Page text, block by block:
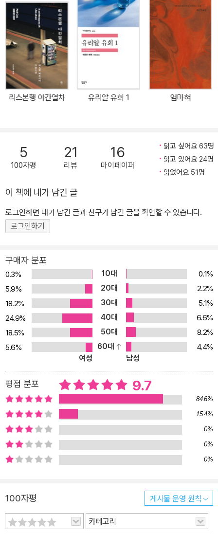
드는 그동안 외면해온 창작을 향한 열망을 정면으로 마주한다. 섬세
하면서도 깊은 사색, 문학에 기대어 살아가는 인물들의 극적 에피소
드와 유럽의 낭만적 풍경. 《언어의 무게》는 ‘파스칼 메르시어를 세계
적 작가로 만든 모든 강점이 담겼다’는 극찬을 받고 〈슈피겔〉 연간 베
스트셀러에 오르며, 작가의 또 하나의 대표작이 될 자격을 증명하고
있다. “우리의 시간을 멈추는 것은 아름다운 문장뿐이었다.” 문학에
기대어 살아가는 고요한 삶에 관하여 이야기는 런던의 저택에서 시작
한다. 시한부 판정으로 좌절했던 레이랜드는 그것이 오진임을 알게
기적으로 하는 일은 죽은 아내에게 편지를 쓰는 것뿐. 레이랜드는 책
상 앞에 앉아 그간의 일을 돌아본다. 동양학자인 삼촌을 동경해 번역
가를 꿈꾼 어린 시절. 강압적인 아버지와 학교가 싫어서 가출해, 낡은
번역가로 데뷔한 날의 환희. 열차에서 아내를 처음 본 순간. 아내가 운
영하는 출판사에서 만난 수많은 문인. 책으로 둘러싸인 나날. 온전히
문학만을 사랑할 수 있던 시절. 하지만 소중한 사람들은 먼저 세상을
츰 진행된다. 아내의 출판사가 있던 트리에스테와 삼촌의 저택이 있
는 런던에서 레이랜드는 새로운 사람들을 만나고, 지인들에게서는 의
외의 면모를 발견한다. 러시아인 번역가 안드레이는 연적을 죽인 죄
로 감옥에 갇혀 한 권의 소설을 읽고 또 읽던 끝에 자신이 바라는 여러
결말을 직접 쓴다. 이웃이자 친구인 케네스 버크는 약사로서 불법체
류자들에게 처방전 없이 약을 내주다 법정에 섰고, 소설가 프란체스
카 마르케세는 누구에게도 보이지 않을 소설을 집필한다. 젊은 나이
에 성공한 작가 메리 앤은 돌연 절필을 선언하며, 출판 경영인 크리스
직간접적으로 함께 살아내며 레이랜드는 마침내 자신의 소설을 쓰기
시작한다. “내가 쓴 글이 곧 나이고, 내가 곧 이 글이니까요.” 온전한
정신으로 세상과 부딪치는 자존에 관한 이야기 《언어의 무게》 속 인
물들은 언어와 문학을 삶의 지침으로 여기며 살아간다. 문학이라는
것이 단순한 애호의 대상이 아닌, 삶을 헤쳐나가기 위한 도구로 제시
되기에 《언어의 무게》는 다채로운 의미를 지닌다. ‘모든 것은 이름이
단어를 머릿속으로 되뇌며 정신이 온전한지 강박적으로 점검한다. 새
로 주어진 삶을 어떻게 건너고 있는지 복기하고자 죽은 아내를 향해
쉼 없이 편지를 쓰기도 한다. 끝이 없을 듯 불안하고 괴로운 나날에도
리스본행 야간열차 유리알 유희 1 엄마혀
5
100자평
21
리뷰
16
마이페이퍼
읽고 싶어요 63명
읽고 있어요 24명
읽었어요 51명
이 책에 내가 남긴 글
로그인하면 내가 남긴 글과 친구가 남긴 글을 확인할 수 있습니다.
로그인하기
구매자 분포
0.3% 10대
0.1%
5.9%
20대
2.2%
18.2%
30대
5.1%
24.9%
40대
6.6%
18.5%
50대
8.2%
5.6%
60대
4.4%
여성
남성
평점 분포 9.7
84.6%
15.4%
0%
0%
0%
100자평 게시물 운영 원칙
카테고리